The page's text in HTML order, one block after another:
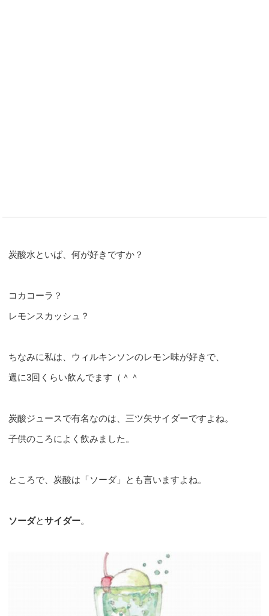
炭酸水といば、何が好きですか？
コカコーラ？
レモンスカッシュ？
ちなみに私は、ウィルキンソンのレモン味が好きで、
週に3回くらい飲んでます（＾＾
炭酸ジュースで有名なのは、三ツ矢サイダーですよね。
子供のころによく飲みました。
ところで、炭酸は「ソーダ」とも言いますよね。
ソーダとサイダー。